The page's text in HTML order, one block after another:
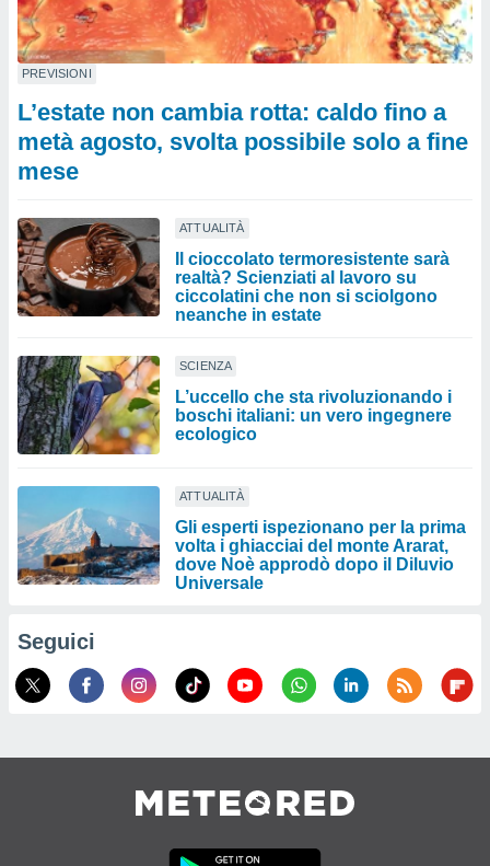
PREVISIONI
L’estate non cambia rotta: caldo fino a
metà agosto, svolta possibile solo a fine
mese
ATTUALITÀ
Il cioccolato termoresistente sarà
realtà? Scienziati al lavoro su
ciccolatini che non si sciolgono
neanche in estate
SCIENZA
L’uccello che sta rivoluzionando i
boschi italiani: un vero ingegnere
ecologico
ATTUALITÀ
Gli esperti ispezionano per la prima
volta i ghiacciai del monte Ararat,
dove Noè approdò dopo il Diluvio
Universale
Seguici